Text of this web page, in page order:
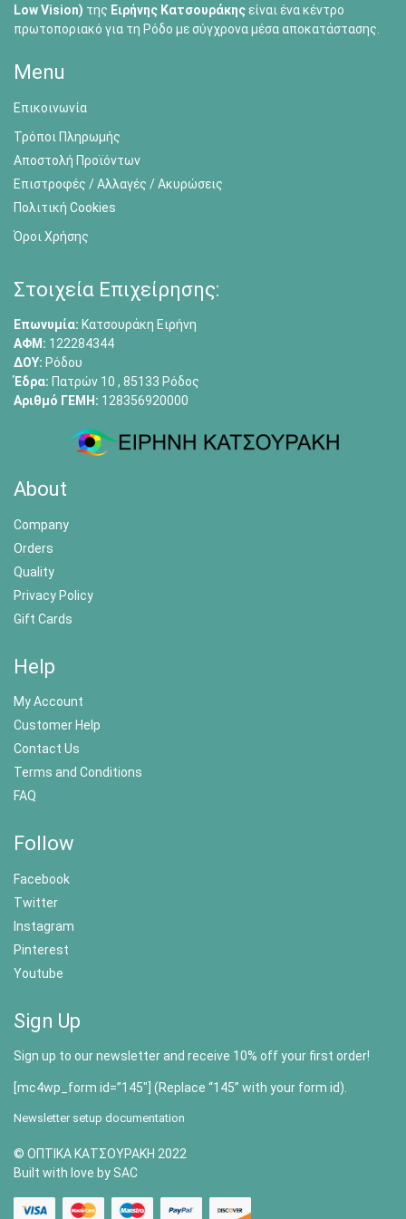
Low Vision) της Ειρήνης Κατσουράκηςείναι ένα κέντρο
πρωτοποριακό για τη Ρόδο με σύγχρονα μέσα αποκατάστασης.
Menu
Επικοινωνία
Τρόποι Πληρωμής
Αποστολή Προϊόντων
Επιστροφές / Αλλαγές / Ακυρώσεις
Πολιτική Cookies
Όροι Χρήσης
Στοιχεία Επιχείρησης:
Επωνυμία: Κατσουράκη Ειρήνη
ΑΦΜ: 122284344
ΔΟΥ: Ρόδου
Έδρα: Πατρών 10 , 85133 Ρόδος
Αριθμό ΓΕΜΗ: 128356920000
About
Company
Orders
Quality
Privacy Policy
Gift Cards
Help
My Account
Customer Help
Contact Us
Terms and Conditions
FAQ
Follow
Facebook
Twitter
Instagram
Pinterest
Youtube
Sign Up
Sign up to our newsletter and receive 10% off your first order!
[mc4wp_form id=”145″] (Replace “145” with your form id).
Newsletter setup documentation
© ΟΠΤΙΚΑ ΚΑΤΣΟΥΡΑΚΗ 2022
Built with love by SAC